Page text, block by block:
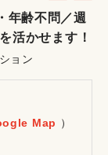
バ
イ
ト
年齢不問／週
活かせます！
ョン
Map ）